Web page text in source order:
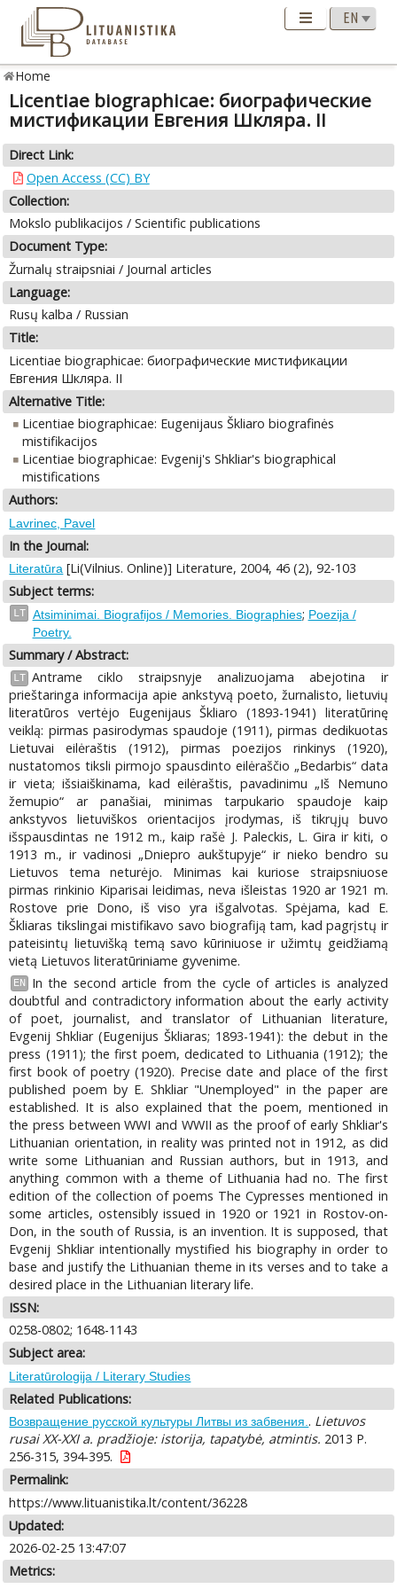
Home
Licentiae biographicae: биографические
мистификации Евгения Шкляра. II
Direct Link:
Open Access (CC) BY
Collection:
Mokslo publikacijos / Scientific publications
Document Type:
Žurnalų straipsniai / Journal articles
Language:
Rusų kalba / Russian
Title:
Licentiae biographicae: биографические мистификации
Евгения Шкляра. II
Alternative Title:
Licentiae biographicae: Eugenijaus Škliaro biografinės
mistifikacijos
Licentiae biographicae: Evgenij's Shkliar's biographical
mistifications
Authors:
Lavrinec, Pavel
In the Journal:
Literatūra [Li(Vilnius. Online)] Literature, 2004, 46 (2), 92-103
Subject terms:
LT Atsiminimai. Biografijos / Memories. Biographies; Poezija /
Poetry.
Summary / Abstract:
LT Antrame ciklo straipsnyje analizuojama abejotina ir
prieštaringa informacija apie ankstyvą poeto, žurnalisto, lietuvių
literatūros vertėjo Eugenijaus Škliaro (1893-1941) literatūrinę
veiklą: pirmas pasirodymas spaudoje (1911), pirmas dedikuotas
Lietuvai eilėraštis (1912), pirmas poezijos rinkinys (1920),
nustatomos tiksli pirmojo spausdinto eilėraščio „Bedarbis“ data
ir vieta; išsiaiškinama, kad eilėraštis, pavadinimu „Iš Nemuno
žemupio“ ar panašiai, minimas tarpukario spaudoje kaip
ankstyvos lietuviškos orientacijos įrodymas, iš tikrųjų buvo
išspausdintas ne 1912 m., kaip rašė J. Paleckis, L. Gira ir kiti, o
1913 m., ir vadinosi „Dniepro aukštupyje“ ir nieko bendro su
Lietuvos tema neturėjo. Minimas kai kuriose straipsniuose
pirmas rinkinio Kiparisai leidimas, neva išleistas 1920 ar 1921 m.
Rostove prie Dono, iš viso yra išgalvotas. Spėjama, kad E.
Škliaras tikslingai mistifikavo savo biografiją tam, kad pagrįstų ir
pateisintų lietuvišką temą savo kūriniuose ir užimtų geidžiamą
vietą Lietuvos literatūriniame gyvenime.
EN
In the second article from the cycle of articles is analyzed
doubtful and contradictory information about the early activity
of poet, journalist, and translator of Lithuanian literature,
Evgenij Shkliar (Eugenijus Škliaras; 1893-1941): the debut in the
press (1911); the first poem, dedicated to Lithuania (1912); the
first book of poetry (1920). Precise date and place of the first
published poem by E. Shkliar "Unemployed" in the paper are
established. It is also explained that the poem, mentioned in
the press between WWI and WWII as the proof of early Shkliar's
Lithuanian orientation, in reality was printed not in 1912, as did
write some Lithuanian and Russian authors, but in 1913, and
anything common with a theme of Lithuania had no. The first
edition of the collection of poems The Cypresses mentioned in
some articles, ostensibly issued in 1920 or 1921 in Rostov-on-
Don, in the south of Russia, is an invention. It is supposed, that
Evgenij Shkliar intentionally mystified his biography in order to
base and justify the Lithuanian theme in its verses and to take a
desired place in the Lithuanian literary life.
ISSN:
0258-0802; 1648-1143
Subject area:
Literatūrologija / Literary Studies
Related Publications:
Возвращение русской культуры Литвы из забвения.. Lietuvos
rusai XX-XXI a. pradžioje: istorija, tapatybė, atmintis. 2013 P.
256-315, 394-395.
Permalink:
https://www.lituanistika.lt/content/36228
Updated:
2026-02-25 13:47:07
Metrics: